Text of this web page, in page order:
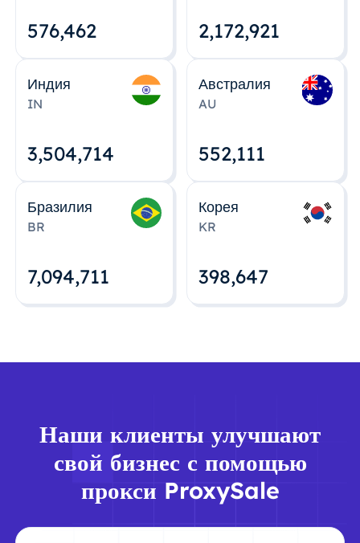
576,463 2,172,922
Индия
IN
3,504,715
Австралия
AU
552,112
Бразилия
BR
7,094,712
Корея
KR
398,648
Наши клиенты улучшают
свой бизнес с помощью
прокси ProxySale